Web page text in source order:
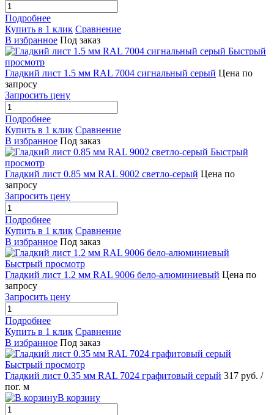
Подробнее
Купить в 1 клик Сравнение
В избранное Под заказ
Быстрый
просмотр
Гладкий лист 1.5 мм RAL 7004 сигнальный серый Цена по
запросу
Запросить цену
Подробнее
Купить в 1 клик Сравнение
В избранное Под заказ
Быстрый
просмотр
Гладкий лист 0.85 мм RAL 9002 светло-серый Цена по
запросу
Запросить цену
Подробнее
Купить в 1 клик Сравнение
В избранное Под заказ
Быстрый просмотр
Гладкий лист 1.2 мм RAL 9006 бело-алюминиевый Цена по
запросу
Запросить цену
Подробнее
Купить в 1 клик Сравнение
В избранное Под заказ
Быстрый просмотр
Гладкий лист 0.35 мм RAL 7024 графитовый серый 317 руб. /
пог. м
В корзину